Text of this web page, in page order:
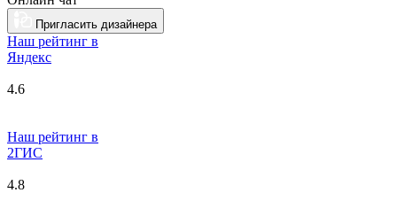
Пригласить дизайнера
Наш рейтинг в
Яндекс
4.6
Наш рейтинг в
2ГИС
4.8